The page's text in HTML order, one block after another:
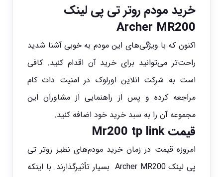
خرید مودم روتر تی پی لینک
Archer MR200
اکنون که با ویژگی‌های این مودم به خوبی آشنا شدید
راحت‌تر می‌توانید برای خرید آن اقدام کنید. کافی
است به شرکت انلاین اورلوک در امنیت دات کام
مراجعه کرده و پس از راهنمایی از مشاوران این
مجموعه آن را به سبد خرید خود اضافه کنید.
قیمت Mr200 tp link
امروزه قیمت در زمان خرید مودم‌های نظیر روتر تی
پی لینک Archer MR200 بسیار تأثیرگذارند. با اینکه